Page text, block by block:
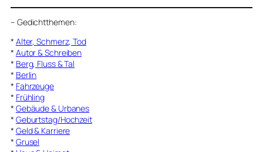
– Gedichtthemen:
* Alter, Schmerz, Tod
* Autor & Schreiben
* Berg, Fluss & Tal
* Berlin
* Fahrzeuge
* Frühling
* Gebäude & Urbanes
* Geburtstag/Hochzeit
* Geld & Karriere
* Grusel